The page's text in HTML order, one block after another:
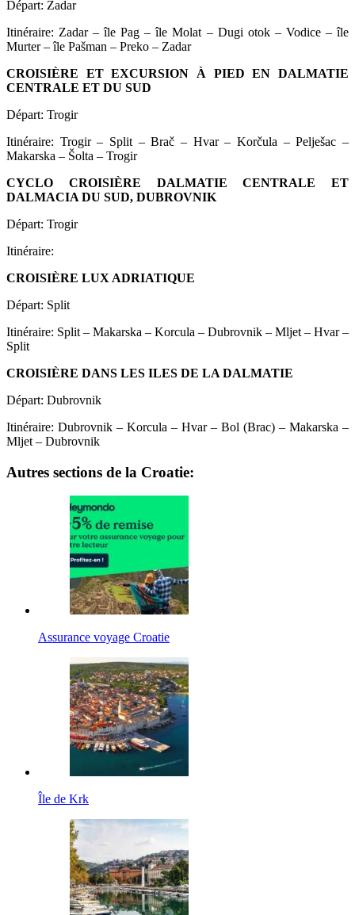
Départ: Zadar
Itinéraire: Zadar – île Pag – île Molat – Dugi otok – Vodice – île
Murter – île Pašman – Preko – Zadar
CROISIÈRE ET EXCURSION À PIED EN DALMATIE
CENTRALE ET DU SUD
Départ: Trogir
Itinéraire: Trogir – Split – Brač – Hvar – Korčula – Pelješac –
Makarska – Šolta – Trogir
CYCLO CROISIÈRE DALMATIE CENTRALE ET
DALMACIA DU SUD, DUBROVNIK
Départ: Trogir
Itinéraire:
CROISIÈRE LUX ADRIATIQUE
Départ: Split
Itinéraire: Split – Makarska – Korcula – Dubrovnik – Mljet – Hvar –
Split
CROISIÈRE DANS LES ILES DE LA DALMATIE
Départ: Dubrovnik
Itinéraire: Dubrovnik – Korcula – Hvar – Bol (Brac) – Makarska –
Mljet – Dubrovnik
Autres sections de la Croatie:
Assurance voyage Croatie
Île de Krk